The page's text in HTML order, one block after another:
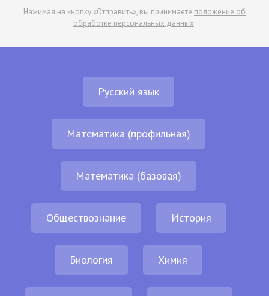
Нажимая на кнопку «Отправить», вы принимаете положение об
обработке персональных данных.
Русский язык
Математика (профильная)
Математика (базовая)
Обществознание История
Биология Химия